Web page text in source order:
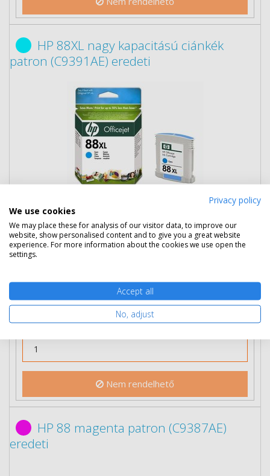
HP 88XL nagy kapacitású ciánkék
patron (C9391AE) eredeti
Több darabos ár
2 db 12 190 Ft (bruttó 15 481 Ft) / db
Rendelésre Mikor kapom meg?
Ingyenes szállítás
Nem rendelhető
HP 88 magenta patron (C9387AE)
eredeti
Privacy policy
We use cookies
We may place these for analysis of our visitor data, to improve our
website, show personalised content and to give you a great website
experience. For more information about the cookies we use open the
settings.
Accept all
No, adjust